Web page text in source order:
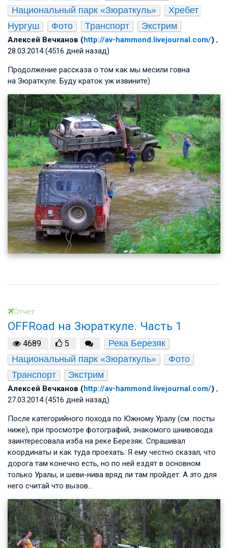
Национальный парк «Зюраткуль»
Хребет
Нургуш
Фото Транспорт Экстрим
Алексей Вечканов (http://av-hammond.livejournal.com/) ,
28.03.2014 (4516 дней назад)
Продолжение рассказа о том как мы месили говна
на Зюраткуле. Буду краток уж извините)
Отчет
OFFRoad на Зюраткуле. Часть 1
4689 5
Река Березяк
Национальный парк «Зюраткуль»
Фото
Транспорт
Экстрим
Алексей Вечканов (http://av-hammond.livejournal.com/) ,
27.03.2014 (4516 дней назад)
После категорийного похода по Южному Уралу (см. посты
ниже), при просмотре фотографий, знакомого шнивовода
заинтересовала изба на реке Березяк. Спрашивал
координаты и как туда проехать. Я ему честно сказал, что
дорога там конечно есть, но по ней ездят в основном
только Уралы, и шеви-нива вряд ли там пройдет. А это для
него считай что вызов…